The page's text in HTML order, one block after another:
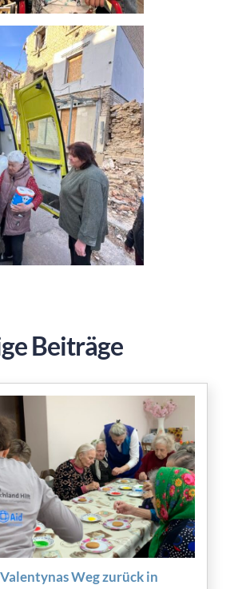
Beiträge
Weg zurück in